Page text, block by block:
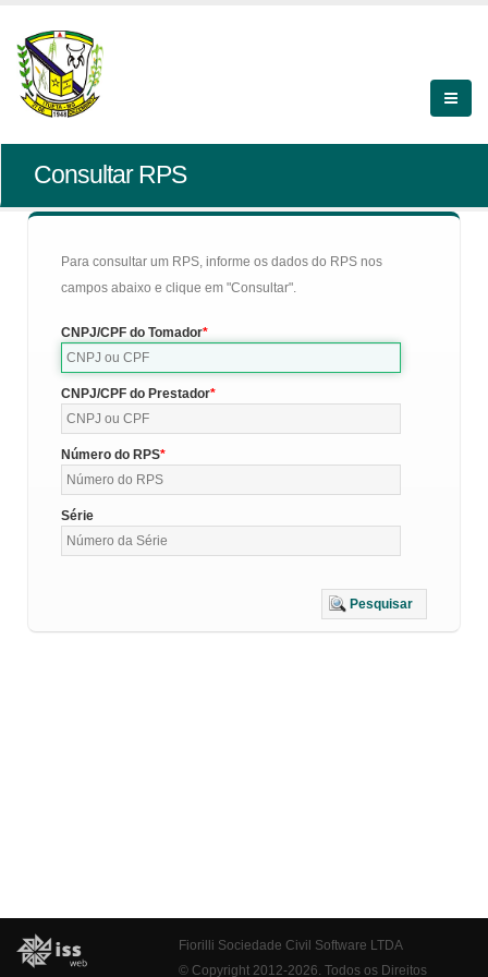
Consultar RPS
Para consultar um RPS, informe os dados do RPS nos
campos abaixo e clique em "Consultar".
CNPJ/CPF do Tomador
CNPJ/CPF do Prestador
Número do RPS
Série
Pesquisar
Fiorilli Sociedade Civil Software LTDA
© Copyright 2012-2026. Todos os Direitos